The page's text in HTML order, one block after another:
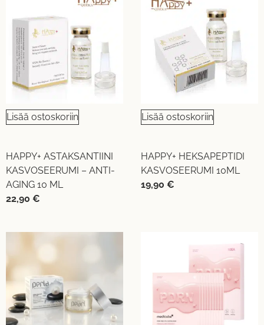
Lisää ostoskoriin
HAPPY+ ASTAKSANTIINI
KASVOSEERUMI – ANTI-
AGING 10 ML
22,90 €
Lisää ostoskoriin
HAPPY+ HEKSAPEPTIDI
KASVOSEERUMI 10ML
19,90 €